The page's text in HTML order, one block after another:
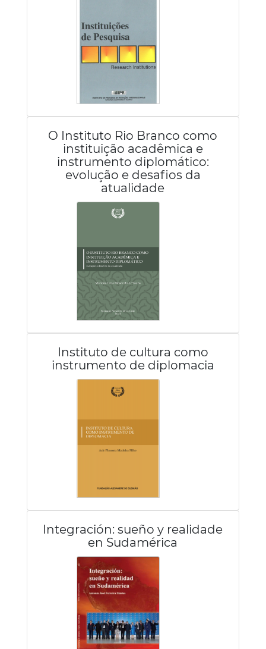
O Instituto Rio Branco como
instituição acadêmica e
instrumento diplomático:
evolução e desafios da
atualidade
Instituto de cultura como
instrumento de diplomacia
Integración: sueño y realidade
en Sudamérica